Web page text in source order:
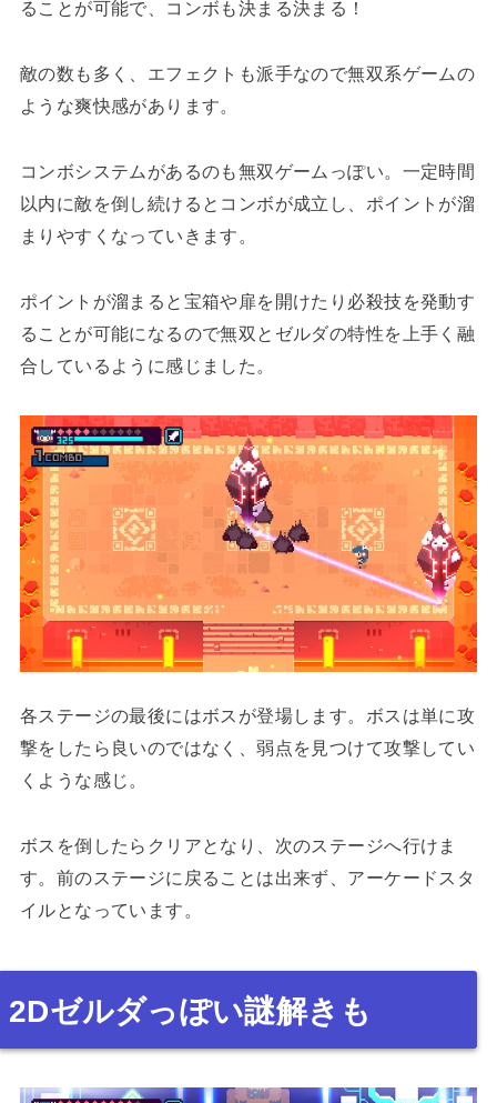
ることが可能で、コンボも決まる決まる！
敵の数も多く、エフェクトも派手なので無双系ゲームの
ような爽快感があります。
コンボシステムがあるのも無双ゲームっぽい。一定時間
以内に敵を倒し続けるとコンボが成立し、ポイントが溜
まりやすくなっていきます。
ポイントが溜まると宝箱や扉を開けたり必殺技を発動す
ることが可能になるので無双とゼルダの特性を上手く融
合しているように感じました。
各ステージの最後にはボスが登場します。ボスは単に攻
撃をしたら良いのではなく、弱点を見つけて攻撃してい
くような感じ。
ボスを倒したらクリアとなり、次のステージへ行けま
す。前のステージに戻ることは出来ず、アーケードスタ
イルとなっています。
2Dゼルダっぽい謎解きも